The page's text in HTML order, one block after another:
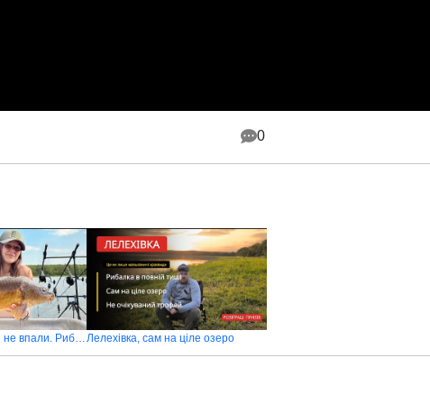
0
Тягнули рибу, поки не впали. Риболовля на ЛелехівціЛелехівка, cам на ціле озеро